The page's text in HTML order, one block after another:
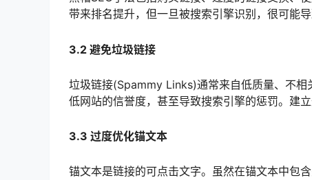
带来排名提升，但一旦被搜索引擎识别，很可能
3.2 避免垃圾链接
垃圾链接(Spammy Links)通常来自低质量、不
低网站的信誉度，甚至导致搜索引擎的惩罚。建
3.3 过度优化锚文本
锚文本是链接的可点击文字。虽然在锚文本中包